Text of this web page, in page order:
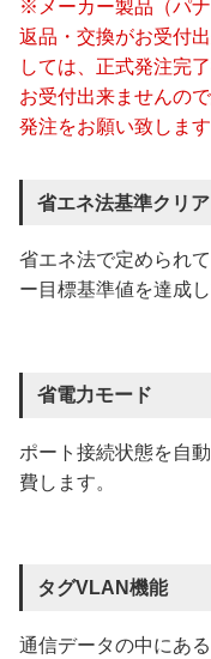
※メーカー製品（パ
返品・交換がお受付
しては、正式発注完
お受付出来ませんの
発注をお願い致します
省エネ法基準クリア
省エネ法で定められ
ー目標基準値を達成
省電力モード
ポート接続状態を自
費します。
タグVLAN機能
通信データの中にあ